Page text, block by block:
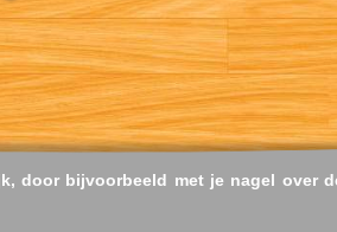
door bijvoorbeeld met je nagel over